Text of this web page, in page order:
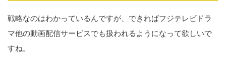
戦略なのはわかっているんですが、できればフジテレビドラ
マ他の動画配信サービスでも扱われるようになって欲しいで
すね。